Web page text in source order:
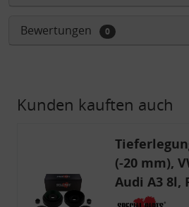
Bewertungen 0
Kunden kauften auch
(-20 mm),
Audi A3 8l,